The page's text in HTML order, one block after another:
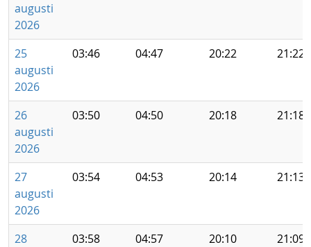
augusti
2026
25
augusti
2026
03:46 04:47 20:22 21:22
26
augusti
2026
03:50 04:50 20:18 21:18
27
augusti
2026
03:54 04:53 20:14 21:13
28
03:58 04:57 20:10 21:09